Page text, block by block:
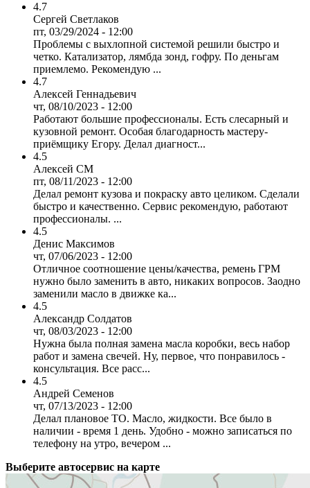
4.7
Сергей Светлаков
пт, 03/29/2024 - 12:00
Проблемы с выхлопной системой решили быстро и
четко. Катализатор, лямбда зонд, гофру. По деньгам
приемлемо. Рекомендую ...
4.7
Алексей Геннадьевич
чт, 08/10/2023 - 12:00
Работают большие профессионалы. Есть слесарный и
кузовной ремонт. Особая благодарность мастеру-
приёмщику Егору. Делал диагност...
4.5
Алексей СМ
пт, 08/11/2023 - 12:00
Делал ремонт кузова и покраску авто целиком. Сделали
быстро и качественно. Сервис рекомендую, работают
профессионалы. ...
4.5
Денис Максимов
чт, 07/06/2023 - 12:00
Отличное соотношение цены/качества, ремень ГРМ
нужно было заменить в авто, никаких вопросов. Заодно
заменили масло в движке ка...
4.5
Александр Солдатов
чт, 08/03/2023 - 12:00
Нужна была полная замена масла коробки, весь набор
работ и замена свечей. Ну, первое, что понравилось -
консультация. Все расс...
4.5
Андрей Семенов
чт, 07/13/2023 - 12:00
Делал плановое ТО. Масло, жидкости. Все было в
наличии - время 1 день. Удобно - можно записаться по
телефону на утро, вечером ...
Выберите автосервис на карте